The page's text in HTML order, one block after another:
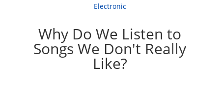
Electronic
Why Do We Listen to
Songs We Don't Really
Like?